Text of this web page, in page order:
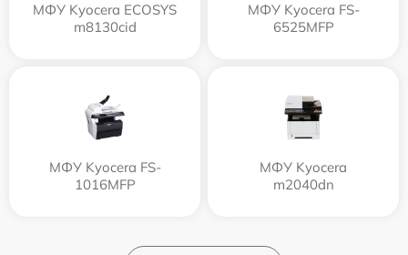
МФУ Kyocera ECOSYS
m8130cid
МФУ Kyocera FS-
6525MFP
МФУ Kyocera FS-
1016MFP
МФУ Kyocera
m2040dn